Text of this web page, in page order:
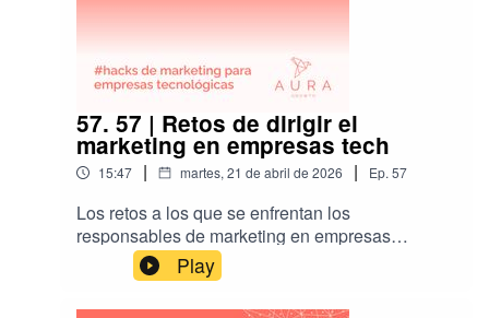
57. 57 | Retos de dirigir el
marketing en empresas tech
15:47 | martes, 21 de abril de 2026 | Ep. 57
Los retos a los que se enfrentan los
responsables de marketing en empresas
tecnológicas son importantes y también diversos.
Abordaremos algunos y posibles soluciones
para aplicar en vuestro día a día.
Play